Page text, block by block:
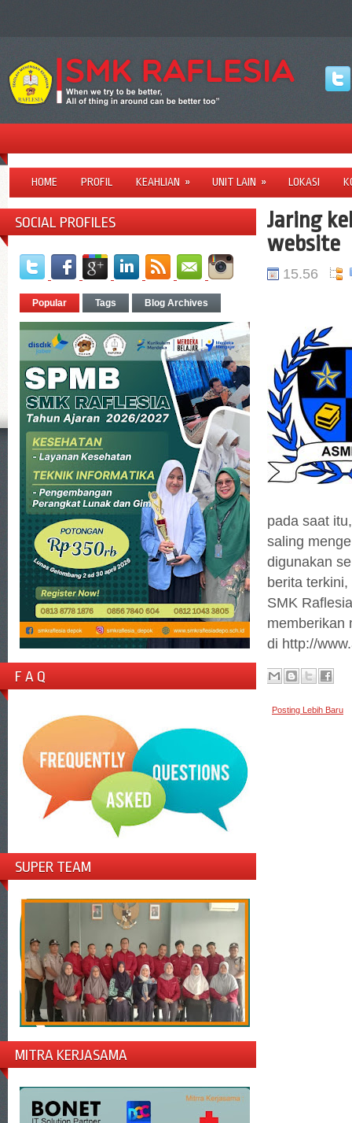
HOME PROFIL KEAHLIAN » UNIT LAIN » LOKASI
SOCIAL PROFILES
Popular Tags Blog Archives
F A Q
SUPER TEAM
MITRA KERJASAMA
Jaring
website
15.56
pada saat
saling
digunakan
berita
SMK
memberikan
di http://
Posting Lebih Baru